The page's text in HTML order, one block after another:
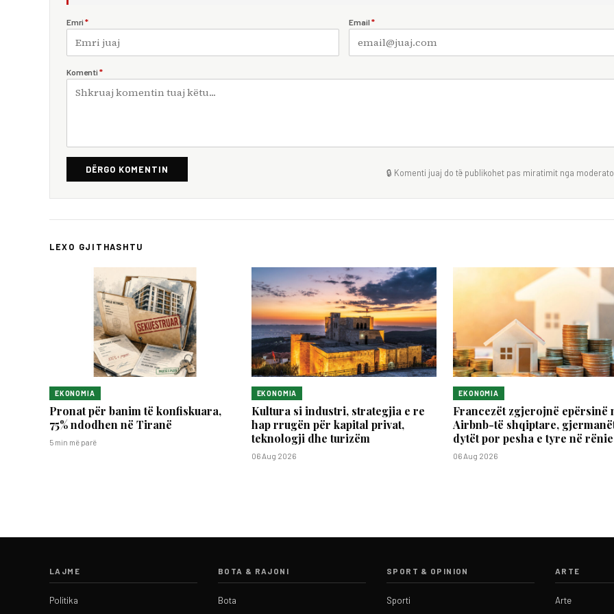
Emri * Email *
Komenti *
DËRGO KOMENTIN 🔒 Komenti juaj do të publikohet pas miratimit nga
LEXO GJITHASHTU
EKONOMIA
Pronat për banim të konfiskuara,
75% ndodhen në Tiranë
5 min më parë
EKONOMIA
Kultura si industri, strategjia e re
hap rrugën për kapital privat,
teknologji dhe turizëm
06 Aug 2026
EKONOMIA
Francezët zgjerojnë epërsinë
Airbnb-të shqiptare,
dytët por pesha e tyre në rënie
06 Aug 2026
LAJME
Politika
BOTA & RAJONI
Bota
SPORT & OPINION
Sporti
ARTE
Arte